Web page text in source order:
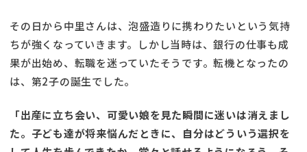
その日から中里さんは、泡盛造りに携わりたいという気持
ちが強くなっていきます。しかし当時は、銀行の仕事も成
果が出始め、転職を迷っていたそうです。転機となったの
は、第2子の誕生でした。
「出産に立ち会い、可愛い娘を見た瞬間に迷いは消えまし
た。子ども達が将来悩んだときに、自分はどういう選択を